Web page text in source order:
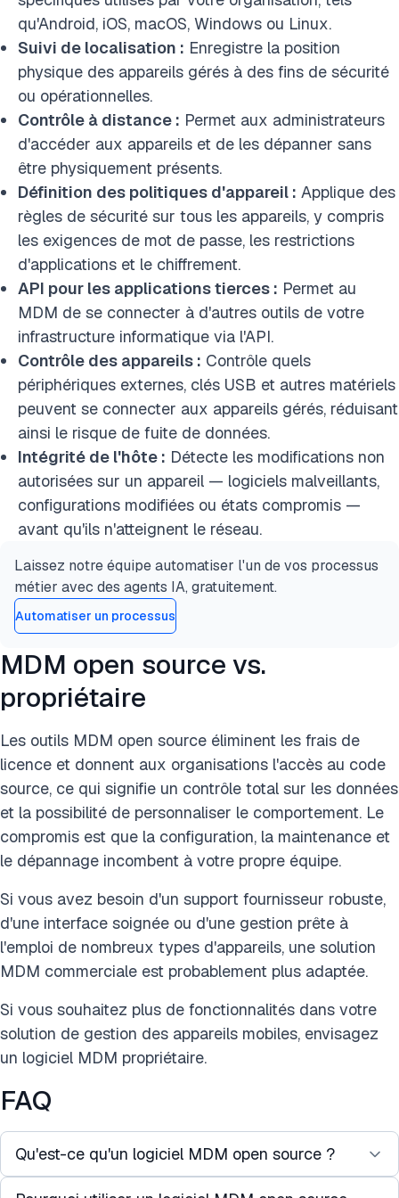
qu'Android, iOS, macOS, Windows ou Linux.
Suivi de localisation : Enregistre la position
physique des appareils gérés à des fins de sécurité
ou opérationnelles.
Contrôle à distance : Permet aux administrateurs
d'accéder aux appareils et de les dépanner sans
être physiquement présents.
Définition des politiques d'appareil : Applique des
règles de sécurité sur tous les appareils, y compris
les exigences de mot de passe, les restrictions
d'applications et le chiffrement.
API pour les applications tierces : Permet au
MDM de se connecter à d'autres outils de votre
infrastructure informatique via l'API.
Contrôle des appareils : Contrôle quels
périphériques externes, clés USB et autres matériels
peuvent se connecter aux appareils gérés, réduisant
ainsi le risque de fuite de données.
Intégrité de l'hôte : Détecte les modifications non
autorisées sur un appareil — logiciels malveillants,
configurations modifiées ou états compromis —
avant qu'ils n'atteignent le réseau.
Laissez notre équipe automatiser l'un de vos processus
métier avec des agents IA, gratuitement.
Automatiser un processus
MDM open source vs.
propriétaire
Les outils MDM open source éliminent les frais de
licence et donnent aux organisations l'accès au code
source, ce qui signifie un contrôle total sur les données
et la possibilité de personnaliser le comportement. Le
compromis est que la configuration, la maintenance et
le dépannage incombent à votre propre équipe.
Si vous avez besoin d'un support fournisseur robuste,
d'une interface soignée ou d'une gestion prête à
l'emploi de nombreux types d'appareils, une solution
MDM commerciale est probablement plus adaptée.
Si vous souhaitez plus de fonctionnalités dans votre
solution de gestion des appareils mobiles, envisagez
un logiciel MDM propriétaire.
FAQ
Qu'est-ce qu'un logiciel MDM open source ?